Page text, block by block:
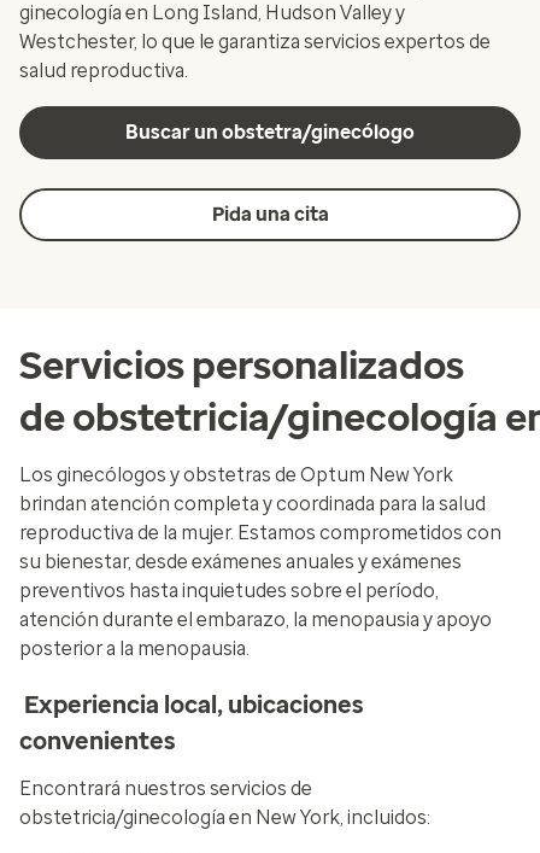
ginecología en Long Island, Hudson Valley y
Westchester, lo que le garantiza servicios expertos de
salud reproductiva.
Buscar un obstetra/ginecólogo
Pida una cita
Servicios personalizados
de obstetricia/ginecología
Los ginecólogos y obstetras de Optum New York
brindan atención completa y coordinada para la salud
reproductiva de la mujer. Estamos comprometidos con
su bienestar, desde exámenes anuales y exámenes
preventivos hasta inquietudes sobre el período,
atención durante el embarazo, la menopausia y apoyo
posterior a la menopausia.
Experiencia local, ubicaciones
convenientes
Encontrará nuestros servicios de
obstetricia/ginecología en New York, incluidos: